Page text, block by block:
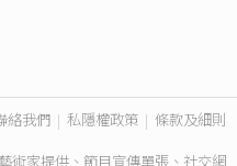
絡我們 | 私隱權政策 | 條款及細則
術家提供、節目宣傳單張、社交網